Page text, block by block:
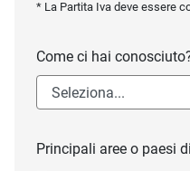
* La Partita Iva deve essere
Come ci hai
Principali aree o paesi